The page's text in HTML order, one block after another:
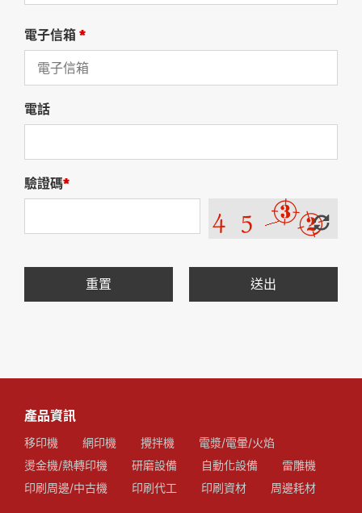
電子信箱 *
電話
驗證碼*
重置 送出
產品資訊
移印機 網印機 攪拌機
電漿/電暈/火焰
燙金機/熱轉印機
研磨設備 自動化設備
雷雕機
印刷周邊/中古機
印刷代工 印刷資材 周邊耗材